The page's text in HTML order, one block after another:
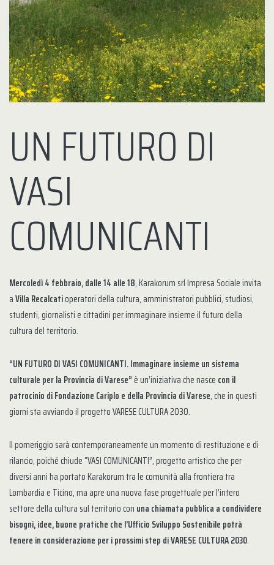
UN FUTURO DI
VASI
COMUNICANTI
Mercoledì 4 febbraio, dalle 14 alle 18, Karakorum srl Impresa Sociale invita
aVilla Recalcatioperatori della cultura, amministratori pubblici, studiosi,
studenti, giornalisti e cittadini per immaginare insieme il futuro della
cultura del territorio.
“UN FUTURO DI VASI COMUNICANTI. Immaginare insieme un sistema
culturale per la Provincia di Varese” è un’iniziativa che nasce con il
patrocinio di Fondazione Cariplo e della Provincia di Varese, che in questi
giorni sta avviando il progetto VARESE CULTURA 2030.
Il pomeriggio sarà contemporaneamente un momento di restituzione e di
rilancio, poiché chiude “VASI COMUNICANTI”, progetto artistico che per
diversi anni ha portato Karakorum tra le comunità alla frontiera tra
Lombardia e Ticino, ma apre una nuova fase progettuale per l’intero
settore della cultura sul territorio con una chiamata pubblica a condividere
bisogni, idee, buone pratiche che l’Ufficio Sviluppo Sostenibile potrà
tenere in considerazione per i prossimi step di VARESE CULTURA 2030.